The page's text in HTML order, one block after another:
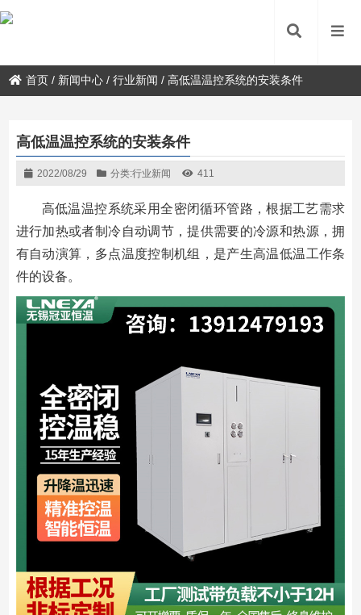
首页 / 新闻中心 /行业新闻 /高低温温控系统的安装条件
高低温温控系统的安装条件
2022/08/29 分类:行业新闻 411
高低温温控系统采用全密闭循环管路，根据工艺需求
进行加热或者制冷自动调节，提供需要的冷源和热源，拥
有自动演算，多点温度控制机组，是产生高温低温工作条
件的设备。